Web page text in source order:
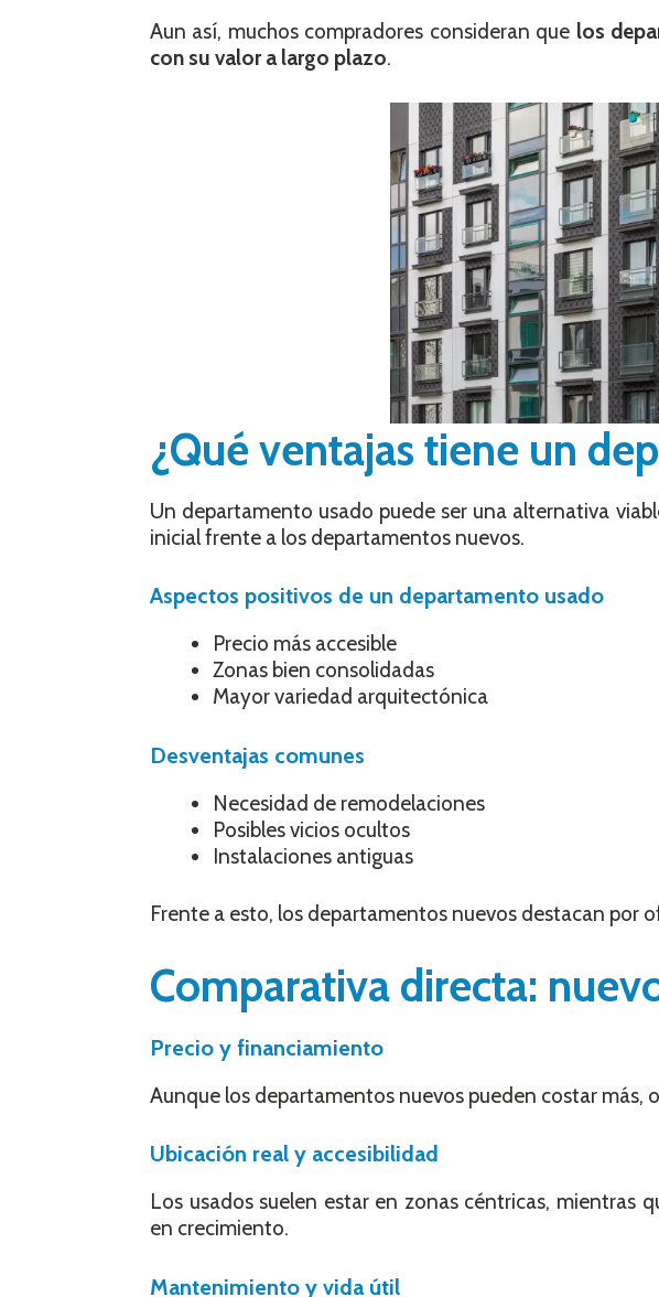
Aun así, muchos compradores consideran que los
con su valor a largo plazo.
¿Qué ventajas tiene un
Un departamento usado puede ser una alternativa
inicial frente a los departamentos nuevos.
Aspectos positivos de un departamento usado
Precio más accesible
Zonas bien consolidadas
Mayor variedad arquitectónica
Desventajas comunes
Necesidad de remodelaciones
Posibles vicios ocultos
Instalaciones antiguas
Frente a esto, los departamentos nuevos destacan por
Comparativa directa:
Precio y financiamiento
Aunque los departamentos nuevos pueden costar más,
Ubicación real y accesibilidad
Los usados suelen estar en zonas céntricas, mientras
en crecimiento.
Mantenimiento y vida útil